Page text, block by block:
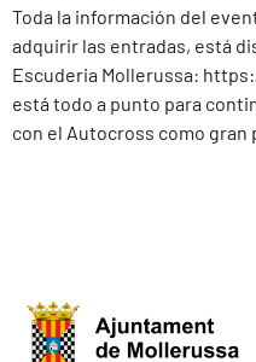
Toda la información del
adquirir las entradas, está
Escuderia Mollerussa:
está todo a punto para
con el Autocross como gran